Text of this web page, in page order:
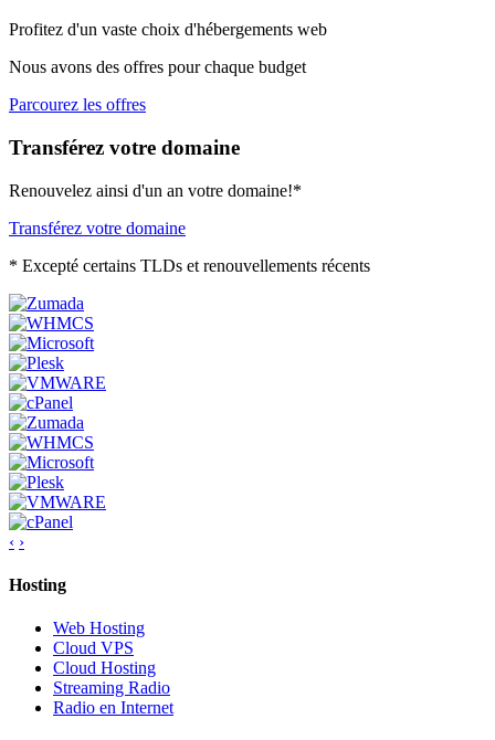
Profitez d'un vaste choix d'hébergements web
Nous avons des offres pour chaque budget
Parcourez les offres
Transférez votre domaine
Renouvelez ainsi d'un an votre domaine!*
Transférez votre domaine
* Excepté certains TLDs et renouvellements récents
‹ ›
Hosting
Web Hosting
Cloud VPS
Cloud Hosting
Streaming Radio
Radio en Internet